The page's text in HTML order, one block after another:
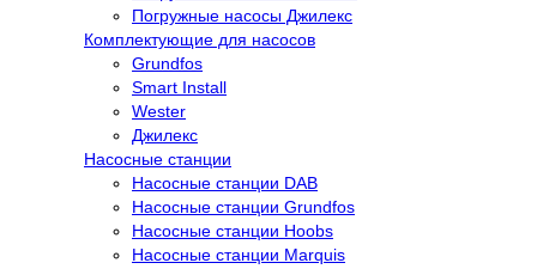
Погружные насосы Джилекс
Комплектующие для насосов
Grundfos
Smart Install
Wester
Джилекс
Насосные станции
Насосные станции DAB
Насосные станции Grundfos
Насосные станции Hoobs
Насосные станции Marquis